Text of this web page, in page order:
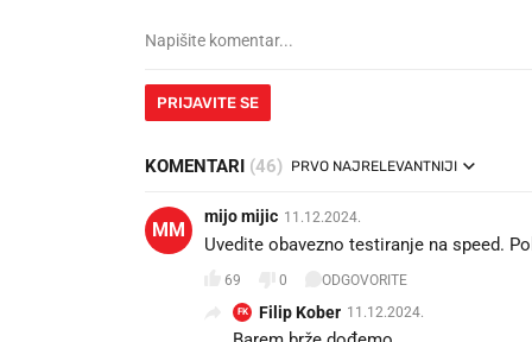
PRIJAVITE SE
KOMENTARI (46) PRVO NAJRELEVANTNIJI
MM
mijo mijic 11.12.2024.
Uvedite obavezno testiranje na speed.
69 0 ODGOVORITE
FK Filip Kober 11.12.2024.